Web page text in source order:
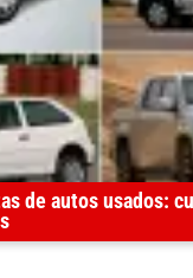
de autos usados: